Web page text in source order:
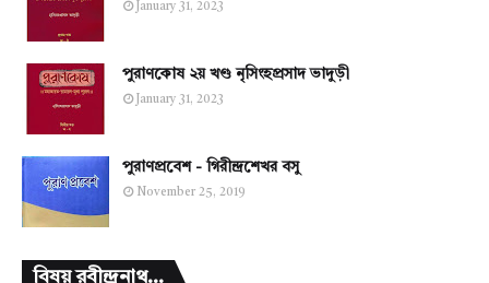
January 31, 2023
পুরাণকোষ ২য় খণ্ড নৃসিংহপ্রসাদ ভাদুড়ী
January 31, 2023
পুরাণপ্রবেশ - গিরীন্দ্রশেখর বসু
November 25, 2019
বিষয় রবীন্দ্রনাথ...